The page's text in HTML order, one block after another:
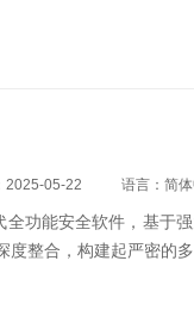
2025-05-22 语言：简
全功能安全软件，基于
度整合，构建起严密的